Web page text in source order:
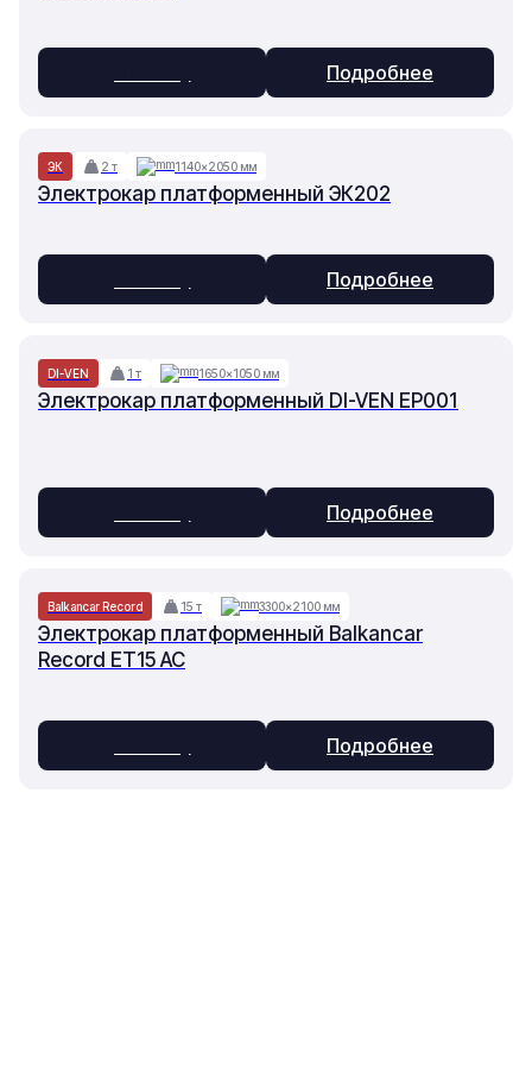
Подробнее
Электрокар платформенный ЭК202
ЭК 2 т 1140×2050 мм
Подробнее
Электрокар платформенный DI-VEN EP001
DI-VEN 1 т 1650×1050 мм
Подробнее
Электрокар платформенный Balkancar
Record ET15 AC
Balkancar Record 15 т 3300×2100 мм
Подробнее